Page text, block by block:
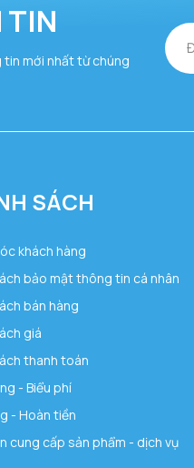
TIN
mới nhất từ chúng
SÁCH
khách hàng
bảo mật thông tin cá nhân
bán hàng
giá
thanh toán
- Biểu phí
- Hoàn tiền
cung cấp sản phẩm - dịch vụ